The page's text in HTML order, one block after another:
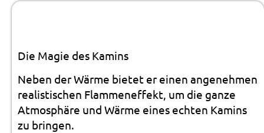
Die Magie des Kamins
Neben der Wärme bietet er einen angenehmen
realistischen Flammeneffekt, um die ganze
Atmosphäre und Wärme eines echten Kamins
zu bringen.